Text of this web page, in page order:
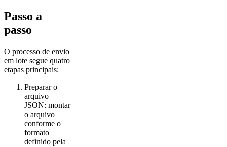
Passo a
passo
O processo de envio
em lote segue quatro
etapas principais:
Preparar o
arquivo
JSON: montar
o arquivo
conforme o
formato
definido pela